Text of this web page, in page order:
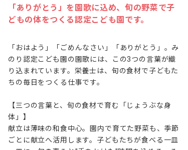
「ありがとう」を園歌に込め、旬の野菜で子
どもの体をつくる認定こども園です。
「おはよう」「ごめんなさい」「ありがとう」。み
のり認定こども園の園歌には、この3つの言葉が織
り込まれています。栄養士は、旬の食材で子どもた
ちの毎日をつくる仕事です。
【三つの言葉と、旬の食材で育む「じょうぶな身
体」】
献立は薄味の和食中心。園内で育てた野菜も、季節
ごとに献立へ活用します。子どもたちが食べる一皿